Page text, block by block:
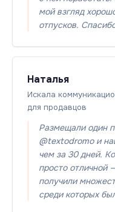
мой взгляд
отпусков.
Наталья
Искала
для продавцов
Размещали один
@textodromo и
чем за 30 дней.
просто отличной
получили
среди которых